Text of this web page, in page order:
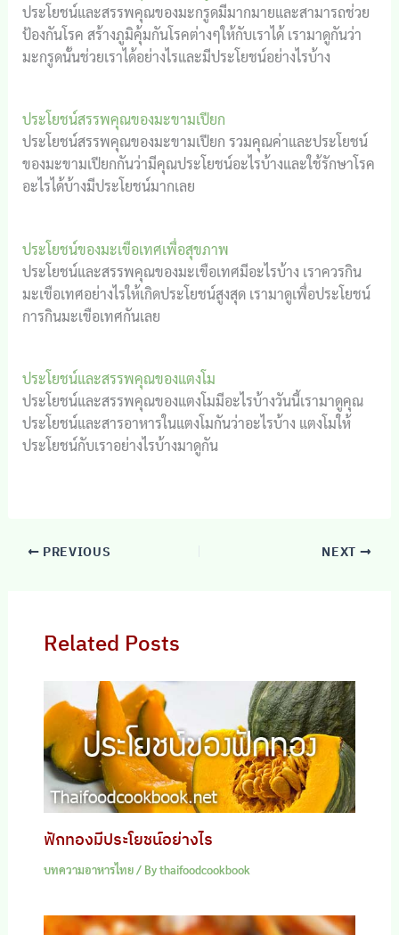
ประโยชน์และสรรพคุณของมะกรูดมีมากมายและสามารถช่วย
ป้องกันโรค สร้างภูมิคุ้มกันโรคต่างๆให้กับเราได้ เรามาดูกันว่า
มะกรูดนั้นช่วยเราได้อย่างไรและมีประโยชน์อย่างไรบ้าง
ประโยชน์สรรพคุณของมะขามเปียก
ประโยชน์สรรพคุณของมะขามเปียก รวมคุณค่าและประโยชน์
ของมะขามเปียกกันว่ามีคุณประโยชน์อะไรบ้างและใช้รักษาโรค
อะไรได้บ้างมีประโยชน์มากเลย
ประโยชน์ของมะเขือเทศเพื่อสุขภาพ
ประโยชน์และสรรพคุณของมะเขือเทศมีอะไรบ้าง เราควรกิน
มะเขือเทศอย่างไรให้เกิดประโยชน์สูงสุด เรามาดูเพื่อประโยชน์
การกินมะเขือเทศกันเลย
ประโยชน์และสรรพคุณของแตงโม
ประโยชน์และสรรพคุณของแตงโมมีอะไรบ้างวันนี้เรามาดูคุณ
ประโยชน์และสารอาหารในแตงโมกันว่าอะไรบ้าง แตงโมให้
ประโยชน์กับเราอย่างไรบ้างมาดูกัน
PREVIOUS NEXT
Related Posts
ฟักทองมีประโยชน์อย่างไร
บทความอาหารไทย/ Bythaifoodcookbook